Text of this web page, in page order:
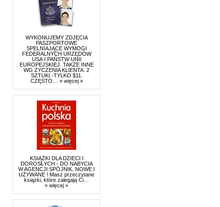
WYKONUJEMY ZDJĘCIA
PASZPORTOWE
SPELNIAJĄCE WYMOGI
FEDERALNYCH URZĘDÓW
USA I PAŃSTW UNII
EUROPEJSKIEJ. TAKŻE INNE
WG ZYCZENIA KLIENTA. 2
SZTUKI -TYLKO $11.
CZĘSTO… » więcej »
KSIĄŻKI DLA DZIECI I
DOROSŁYCH - DO NABYCIA
W AGENCJI SPÓJNIK. NOWE I
UŻYWANE ! Masz przeczytane
książki, które zalegają Ci…
» więcej »